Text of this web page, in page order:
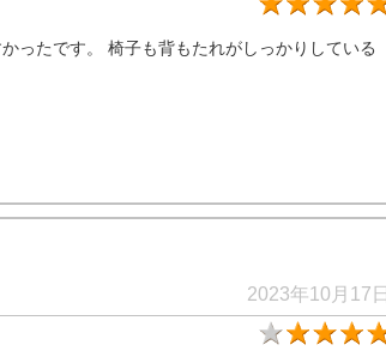
ったです。 椅子も背もたれがしっかりしている
2023年10月17日